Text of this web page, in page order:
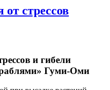
стрессов
и гибели
Гуми-Оми